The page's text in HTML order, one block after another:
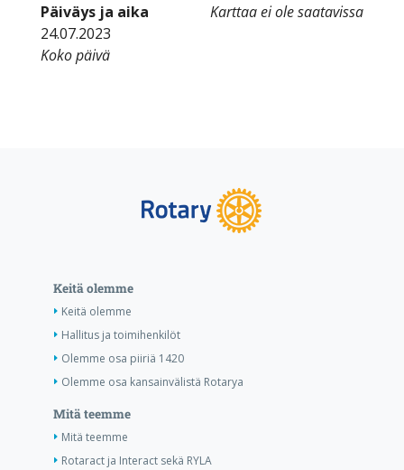
Karttaa ei ole saatavissa
Päiväys ja aika
24.07.2023
Koko päivä
Keitä olemme
Keitä olemme
Hallitus ja toimihenkilöt
Olemme osa piiriä 1420
Olemme osa kansainvälistä Rotarya
Mitä teemme
Mitä teemme
Rotaract ja Interact sekä RYLA